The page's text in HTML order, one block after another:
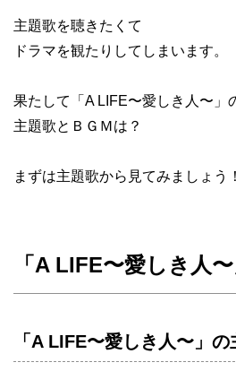
主題歌を聴きたくて
ドラマを観たりしてしまいます。
果たして「A LIFE〜愛しき人〜」
主題歌とＢＧＭは？
まずは主題歌から見てみましょう！
「A LIFE〜愛しき人
「A LIFE〜愛しき人〜」